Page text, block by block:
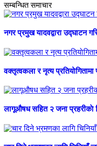
सम्बन्धित समाचार
नगर प्रमुख यादवद्वारा उद्घाटन
वक्तृत्वकला र नृत्य
लागूऔषध सहित २ जना प्रहरीकाे